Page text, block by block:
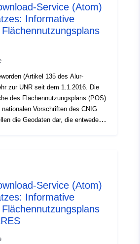
in den grafischen Dokumenten
diesem Datensatz
von TYPE 04
und 05 (Gebiete mit verzögerter
in den grafischen Dokumenten des
Service (Atom)
Informative
(Artikel 135 des Alur-
zur UNR seit dem 1.1.2016. Die
des Flächennutzungsplans (POS)
Vorschriften des CNIG
die Geodaten dar, die entweder
die gemäß den Artikeln R123-
Städtebaugesetzbuchs den
in den grafischen Dokumenten
diesem Datensatz
von TYPE 04
und 05 (Gebiete mit verzögerter
Service (Atom)
Informative